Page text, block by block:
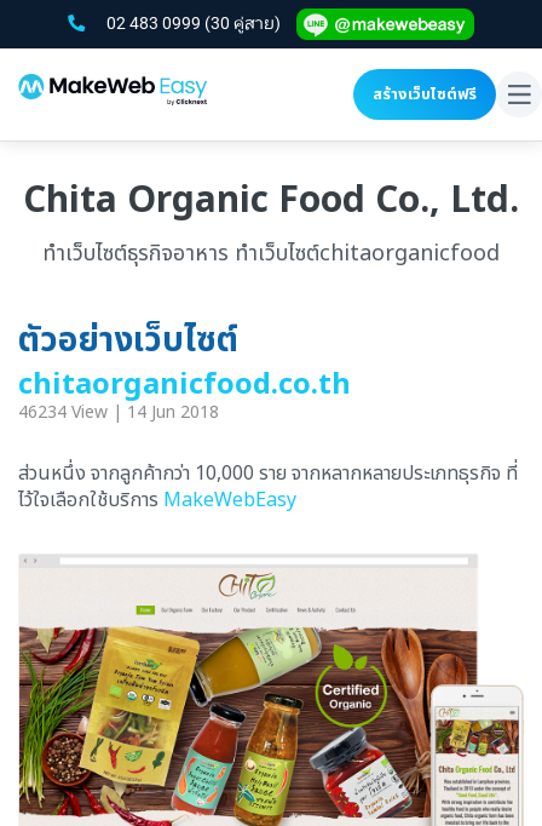
02 483 0999 (30 คู่สาย)
สร้างเว็บไซต์ฟรี
Chita Organic Food Co., Ltd.
ทำเว็บไซต์ธุรกิจอาหาร ทำเว็บไซต์chitaorganicfood
ตัวอย่างเว็บไซต์
chitaorganicfood.co.th
46234 View | 14 Jun 2018
ส่วนหนึ่ง จากลูกค้ากว่า 10,000 ราย จากหลากหลายประเภทธุรกิจ ที่
ไว้ใจเลือกใช้บริการ MakeWebEasy